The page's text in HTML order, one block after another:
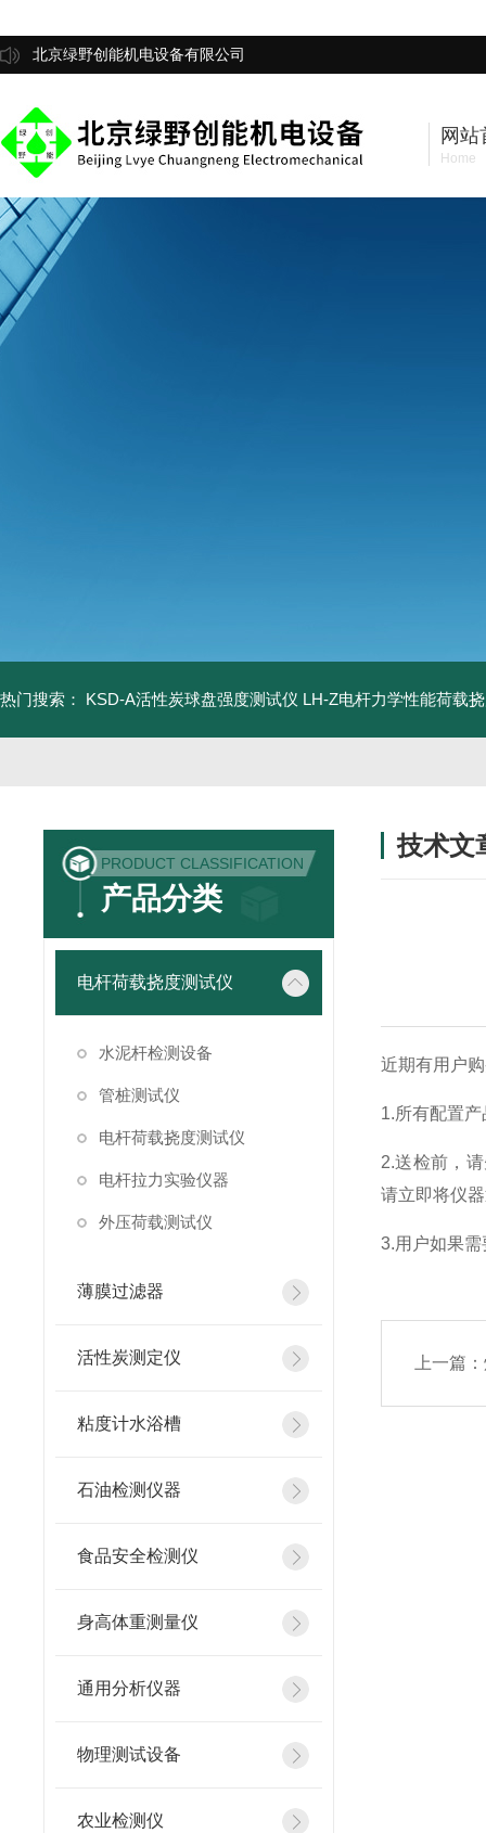
北京绿野创能机电设备有限公司
网站
Home
热门搜索： KSD-A活性炭球盘强度测试仪 LH-Z电杆力学性能荷载
PRODUCT CLASSIFICATION
产品分类
电杆荷载挠度测试仪
水泥杆检测设备
管桩测试仪
电杆荷载挠度测试仪
电杆拉力实验仪器
外压荷载测试仪
薄膜过滤器
活性炭测定仪
粘度计水浴槽
石油检测仪器
食品安全检测仪
身高体重测量仪
通用分析仪器
物理测试设备
农业检测仪
技术文
近期有用户
1.所有配置
2.送检前，
请立即将仪
3.用户如果
上一篇：